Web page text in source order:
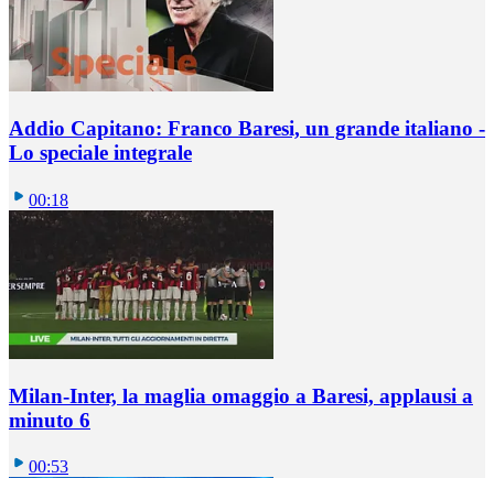
Addio Capitano: Franco Baresi, un grande italiano -
Lo speciale integrale
00:18
Milan-Inter, la maglia omaggio a Baresi, applausi a
minuto 6
00:53